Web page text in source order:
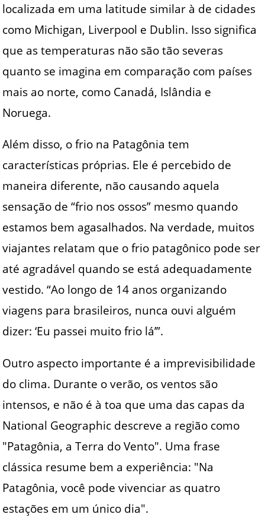
localizada em uma latitude similar à de cidades
como Michigan, Liverpool e Dublin. Isso significa
que as temperaturas não são tão severas
quanto se imagina em comparação com países
mais ao norte, como Canadá, Islândia e
Noruega.
Além disso, o frio na Patagônia tem
características próprias. Ele é percebido de
maneira diferente, não causando aquela
sensação de “frio nos ossos” mesmo quando
estamos bem agasalhados. Na verdade, muitos
viajantes relatam que o frio patagônico pode ser
até agradável quando se está adequadamente
vestido. “Ao longo de 14 anos organizando
viagens para brasileiros, nunca ouvi alguém
dizer: ‘Eu passei muito frio lá’”.
Outro aspecto importante é a imprevisibilidade
do clima. Durante o verão, os ventos são
intensos, e não é à toa que uma das capas da
National Geographic descreve a região como
"Patagônia, a Terra do Vento". Uma frase
clássica resume bem a experiência: "Na
Patagônia, você pode vivenciar as quatro
estações em um único dia".